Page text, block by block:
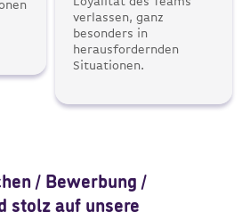
verlassen, ganz
besonders in
herausfordernden
Situationen.
/ Bewerbung /
stolz auf unsere